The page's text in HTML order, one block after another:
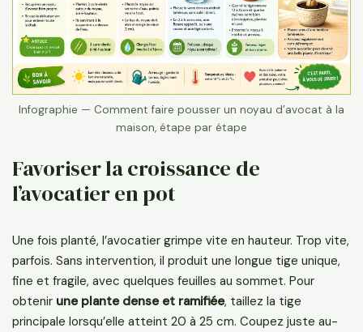
Infographie — Comment faire pousser un noyau d’avocat à la
maison, étape par étape
Favoriser la croissance de
l’avocatier en pot
Une fois planté, l’avocatier grimpe vite en hauteur. Trop vite,
parfois. Sans intervention, il produit une longue tige unique,
fine et fragile, avec quelques feuilles au sommet. Pour
obtenir une plante dense et ramifiée, taillez la tige
principale lorsqu’elle atteint 20 à 25 cm. Coupez juste au-